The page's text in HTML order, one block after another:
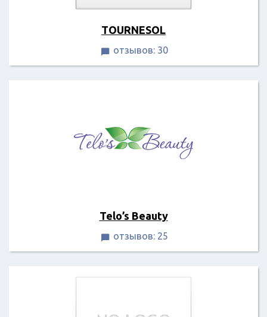
TOURNESOL
 отзывов: 30
Telo’s Beauty
 отзывов: 25